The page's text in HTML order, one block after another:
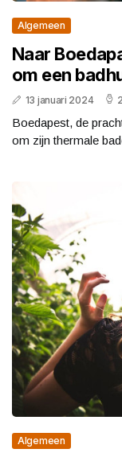
Algemeen
Naar
om een
13 januari 2024
Boedapest, de
om zijn thermale
Algemeen